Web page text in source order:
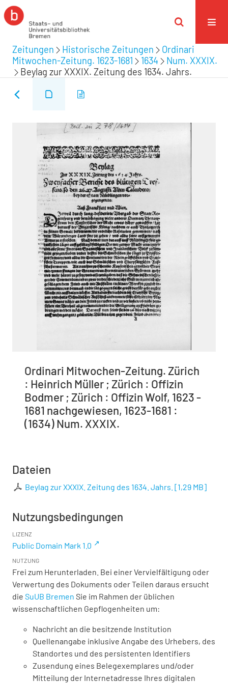
Zeitungen Historische Zeitungen
Ordinari
Mitwochen-Zeitung. 1623-1681
1634
Num. XXXIX.
Beylag zur XXXIX. Zeitung des 1634. Jahrs.
Ordinari Mitwochen-Zeitung. Zürich
: Heinrich Müller ; Zürich : Offizin
Bodmer ; Zürich : Offizin Wolf, 1623 -
1681 nachgewiesen, 1623-1681 :
(1634) Num. XXXIX.
Dateien
Beylag zur XXXIX. Zeitung des 1634. Jahrs. [1,29 MB]
Nutzungsbedingungen
LIZENZ
Public Domain Mark 1.0
NUTZUNG
Frei zum Herunterladen. Bei einer Vervielfältigung oder
Verwertung des Dokuments oder Teilen daraus ersucht
die SuUB Bremen Sie im Rahmen der üblichen
wissenschaftlichen Gepflogenheiten um:
Nachricht an die besitzende Institution
Quellenangabe inklusive Angabe des Urhebers, des
Standortes und des persistenten Identifiers
Zusendung eines Belegexemplares und/oder
Mitteilung der Internetadresse Ihres digitalen